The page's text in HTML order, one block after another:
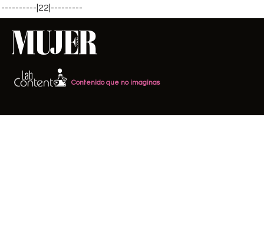
----------|22|---------
Contenido que no imaginas